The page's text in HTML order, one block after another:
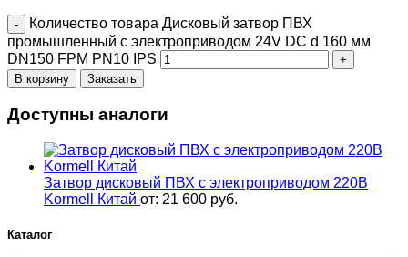
Количество товара Дисковый затвор ПВХ
промышленный с электроприводом 24V DC d 160 мм
DN150 FPM PN10 IPS
В корзину Заказать
Доступны аналоги
Затвор дисковый ПВХ с электроприводом 220В
Kormell Китай от: 21 600 руб.
Каталог